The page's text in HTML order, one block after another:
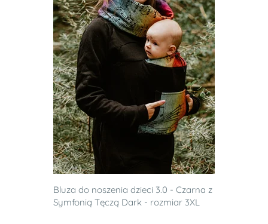
Bluza do noszenia dzieci 3.0 - Czarna z
Symfonią Tęczą Dark - rozmiar 3XL